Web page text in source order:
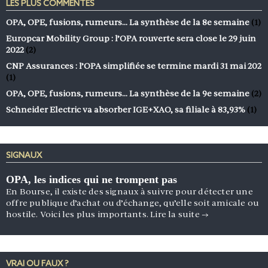
LES PLUS COMMENTÉS
OPA, OPE, fusions, rumeurs… La synthèse de la 8e semaine (1)
Europcar Mobility Group : l’OPA rouverte sera close le 29 juin
2022 (2)
CNP Assurances : l’OPA simplifiée se termine mardi 31 mai 202
(1)
OPA, OPE, fusions, rumeurs… La synthèse de la 9e semaine (2)
Schneider Electric va absorber IGE+XAO, sa filiale à 83,93% (1)
SIGNAUX
OPA, les indices qui ne trompent pas
En Bourse, il existe des signaux à suivre pour détecter une
offre publique d’achat ou d’échange, qu’elle soit amicale ou
hostile. Voici les plus importants.Lire la suite →
VRAI OU FAUX ?